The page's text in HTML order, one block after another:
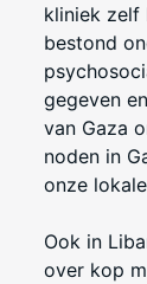
kliniek zelf
bestond
gegeven
van Gaza
noden in
onze
Ook in
over kop